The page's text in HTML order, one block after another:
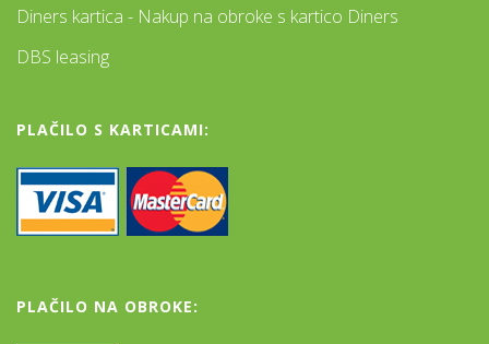
Diners kartica - Nakup na obroke s kartico Diners
DBS leasing
PLAČILO S KARTICAMI:
PLAČILO NA OBROKE: